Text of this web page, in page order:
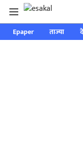
Epaper ताज्या